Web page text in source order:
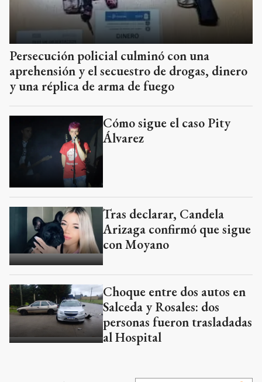
Persecución policial culminó con una
aprehensión y el secuestro de drogas, dinero
y una réplica de arma de fuego
Cómo sigue el caso Pity
Álvarez
Tras declarar, Candela
Arizaga confirmó que sigue
con Moyano
Choque entre dos autos en
Salceda y Rosales: dos
personas fueron trasladadas
al Hospital